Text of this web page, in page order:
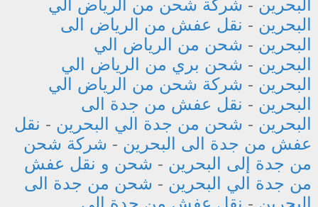
البحرين - شركة شحن من الرياض الي
البحرين - نقل عفش من الرياض الى
البحرين - شحن من الرياض الي
البحرين - شحن بري من الرياض الي
البحرين - شركة شحن من الرياض الي
البحرين - نقل عفش من جدة الى
البحرين - شحن من جدة الي البحرين - نقل
عفش من جدة الى البحرين - شركة شحن
من جدة إلى البحرين - شحن و نقل عفش
من جدة الي البحرين - شحن من جدة الى
البحرين - نقل عفش من جدة الى